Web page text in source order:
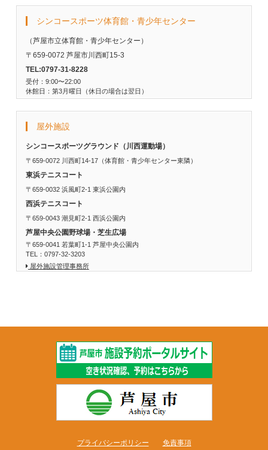
シンコースポーツ体育館・青少年センター
（芦屋市立体育館・青少年センター）
〒659-0072 芦屋市川西町15-3
TEL:0797-31-8228
受付：9:00〜22:00
休館日：第3月曜日（休日の場合は翌日）
屋外施設
シンコースポーツグラウンド（川西運動場）
〒659-0072 川西町14-17（体育館・青少年センター東隣）
東浜テニスコート
〒659-0032 浜風町2-1 東浜公園内
西浜テニスコート
〒659-0043 潮見町2-1 西浜公園内
芦屋中央公園野球場・芝生広場
〒659-0041 若葉町1-1 芦屋中央公園内
TEL：0797-32-3203
屋外施設管理事務所
プライバシーポリシー 免責事項